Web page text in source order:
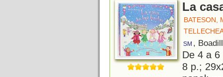
La
BATESON,
SM ,
De 4 a
8 p.;